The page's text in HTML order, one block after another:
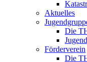
Aktuelles
Die
Förderverein
Die